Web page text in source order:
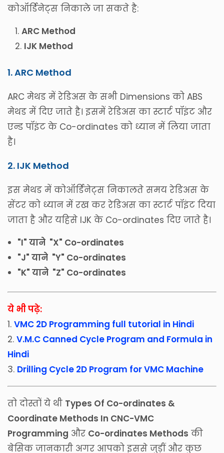
कोऑर्डिनेट्स निकाले जा सकते है:
ARC Method
IJK Method
1. ARC Method
ARC मेथड में रेडिअस के सभी Dimensions को ABS
मेथड में दिए जाते है। इसमें रेडिअस का स्टार्ट पॉइंट और
एन्ड पॉइंट के Co-ordinates को ध्यान में लिया जाता
है।
2. IJK Method
इस मेथड में कोऑर्डिनेट्स निकालते समय रेडिअस के
सेंटर को ध्यान में रख कर रेडिअस का स्टार्ट पॉइंट दिया
जाता है और यहिसे IJK के Co-ordinates दिए जाते है।
"I" याने "X" Co-ordinates
"J" याने "Y" Co-ordinates
"K" याने "Z" Co-ordinates
ये भी पढ़े:
1. VMC 2D Programming full tutorial in Hindi
2. V.M.C Canned Cycle Program and Formula in
Hindi
3. Drilling Cycle 2D Program for VMC Machine
तो दोस्तों ये थी Types Of Co-ordinates &
Coordinate Methods In CNC-VMC
Programming और Co-ordinates Methods की
बेसिक जानकारी अगर आपको इससे जुड़ीं और कुछ